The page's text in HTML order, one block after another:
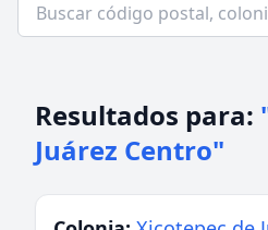
Resultados para:
Juárez Centro"